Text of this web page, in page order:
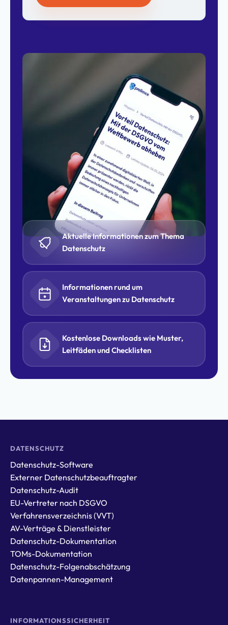
Aktuelle Informationen zum Thema
Datenschutz
Informationen rund um
Veranstaltungen zu Datenschutz
Kostenlose Downloads wie Muster,
Leitfäden und Checklisten
DATENSCHUTZ
Datenschutz-Software
Externer Datenschutzbeauftragter
Datenschutz-Audit
EU-Vertreter nach DSGVO
Verfahrensverzeichnis (VVT)
AV-Verträge & Dienstleister
Datenschutz-Dokumentation
TOMs-Dokumentation
Datenschutz-Folgenabschätzung
Datenpannen-Management
INFORMATIONSSICHERHEIT